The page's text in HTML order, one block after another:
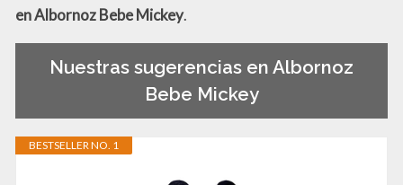
en Albornoz Bebe Mickey.
Nuestras sugerencias en Albornoz
Bebe Mickey
BESTSELLER NO. 1